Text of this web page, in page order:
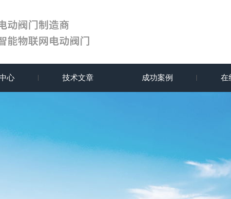
心 技术文章 成功案例 在